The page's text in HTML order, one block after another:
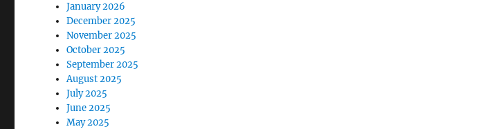
January 2026
December 2025
November 2025
October 2025
September 2025
August 2025
July 2025
June 2025
May 2025